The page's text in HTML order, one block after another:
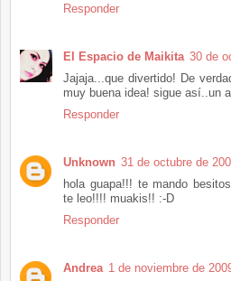
Responder
El Espacio de Maikita 30 de
Jajaja...que divertido! De
muy buena idea! sigue así..un
Responder
Unknown 31 de octubre de
hola guapa!!! te mando
te leo!!!! muakis!! :-D
Responder
Andrea 1 de noviembre de